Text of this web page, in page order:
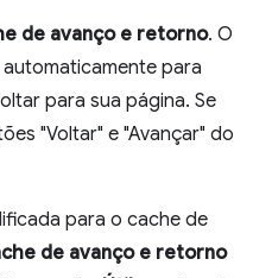
de avanço e retorno. O
para
para sua página. Se
"Voltar" e "Avançar" do
para o cache de
de avanço e retorno